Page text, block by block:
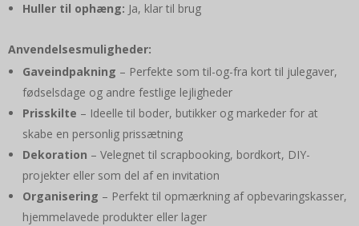
Huller til ophæng: Ja, klar til brug
Anvendelsesmuligheder:
Gaveindpakning – Perfekte som til-og-fra kort til julegaver,
fødselsdage og andre festlige lejligheder
Prisskilte – Ideelle til boder, butikker og markeder for at
skabe en personlig prissætning
Dekoration – Velegnet til scrapbooking, bordkort, DIY-
projekter eller som del af en invitation
Organisering – Perfekt til opmærkning af opbevaringskasser,
hjemmelavede produkter eller lager